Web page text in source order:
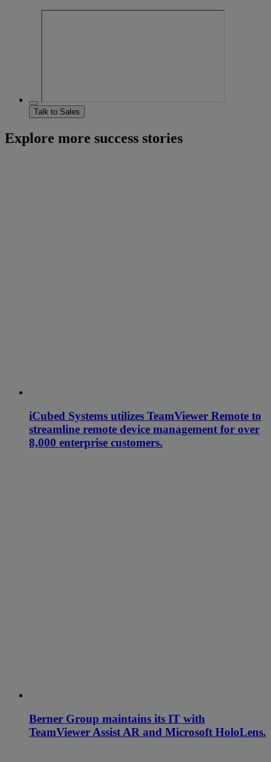
Talk to Sales
Explore more success stories
iCubed Systems utilizes TeamViewer Remote to
streamline remote device management for over
8,000 enterprise customers.
Berner Group maintains its IT with
TeamViewer Assist AR and Microsoft HoloLens.